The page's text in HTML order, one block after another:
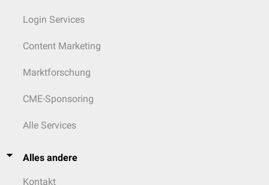
Login Services
Content Marketing
Marktforschung
CME-Sponsoring
Alle Services
Alles andere
Kontakt